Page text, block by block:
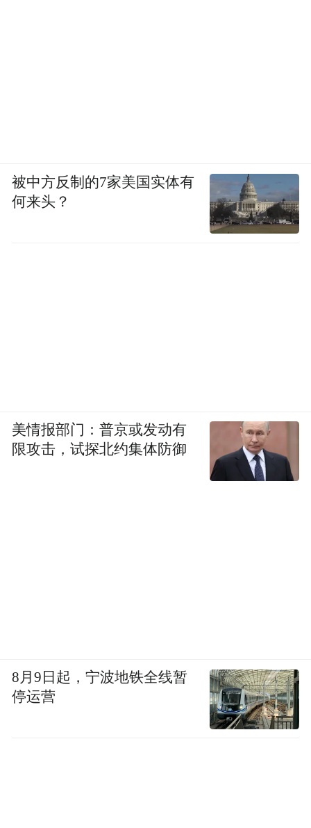
被中方反制的7家美国实体有
何来头？
美情报部门：普京或发动有
限攻击，试探北约集体防御
8月9日起，宁波地铁全线暂
停运营